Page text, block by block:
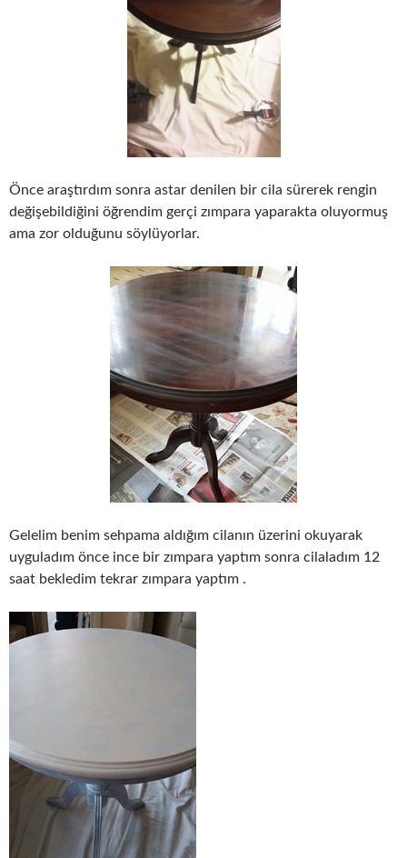
Önce araştırdım sonra astar denilen bir cila sürerek rengin
değişebildiğini öğrendim gerçi zımpara yaparakta oluyormuş
ama zor olduğunu söylüyorlar.
Gelelim benim sehpama aldığım cilanın üzerini okuyarak
uyguladım önce ince bir zımpara yaptım sonra cilaladım 12
saat bekledim tekrar zımpara yaptım .